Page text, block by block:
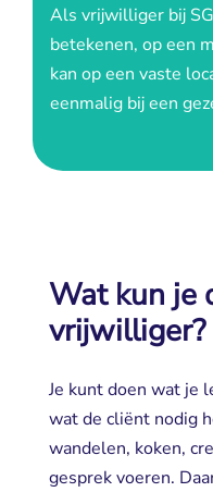
Als vrijwilliger bij
betekenen, op een
kan op een vaste
eenmalig bij een
Wat kun je
vrijwilliger?
Je kunt doen wat je
wat de cliënt nodig
wandelen, koken,
gesprek voeren.